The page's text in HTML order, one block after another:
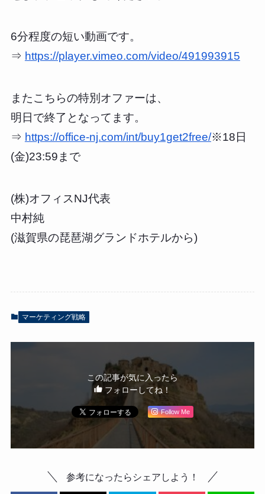
6分程度の短い動画です。
⇒ https://player.vimeo.com/video/491993915
またこちらの特別オファーは、
明日で終了となってます。
⇒ https://office-nj.com/int/buy1get2free/※18日
(金)23:59まで
(株)オフィスNJ代表
中村純
(滋賀県の琵琶湖グランドホテルから)
マーケティング戦略
この記事が気に入ったら
フォローしてね！
Follow Me
参考になったらシェアしよう！